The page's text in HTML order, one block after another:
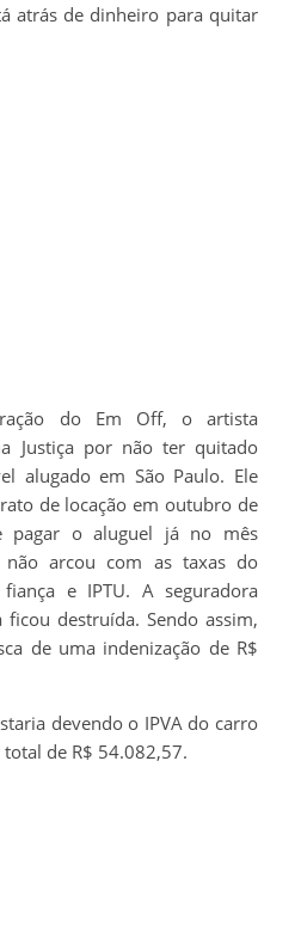
atrás de dinheiro para quitar
do Em Off, o artista
Justiça por não ter quitado
alugado em São Paulo. Ele
de locação em outubro de
pagar o aluguel já no mês
não arcou com as taxas do
e IPTU. A seguradora
ficou destruída. Sendo assim,
de uma indenização de R$
devendo o IPVA do carro
de R$ 54.082,57.